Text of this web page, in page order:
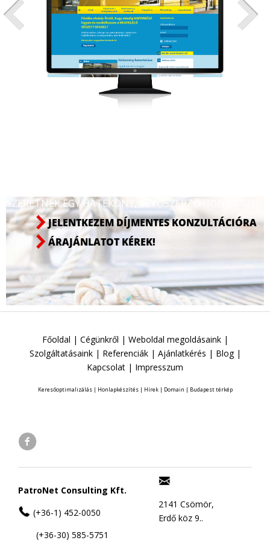
SZERETNÉK EGY HATÉKONY, VEVŐSZERZŐ HONLAPOT!
JELENTKEZEM DÍJMENTES KONZULTÁCIÓRA
ÁRAJÁNLATOT KÉREK!
Főoldal | Cégünkről | Weboldal megoldásaink|
Szolgáltatásaink| Referenciák| Ajánlatkérés | Blog|
Kapcsolat | Impresszum
Keresőoptimalizálás| Honlapkészítés| Hírek| Domain | Budapest térkép
PatroNet Consulting Kft.
(+36-1) 452-0050
(+36-30) 585-5751
2141 Csömör,
Erdő köz 9..